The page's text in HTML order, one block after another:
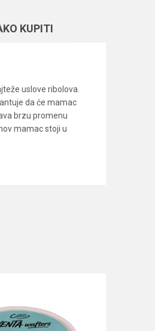
KUPITI
uslove ribolova.
da će mamac
brzu promenu
mamac stoji u